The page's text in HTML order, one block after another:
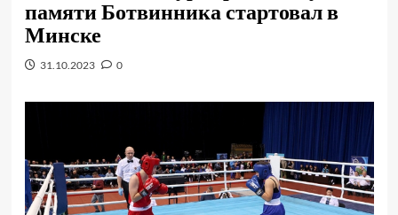
памяти Ботвинника стартовал в
Минске
31.10.2023 0